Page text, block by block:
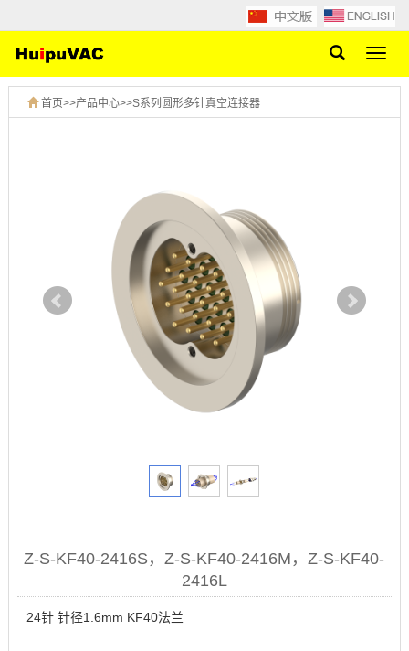
网
导
首页>>产品中心>>S系列圆形多针真空连接器
Z-S-KF40-2416S，Z-S-KF40-2416M，Z-S-KF40-
2416L
24针 针径1.6mm KF40法兰